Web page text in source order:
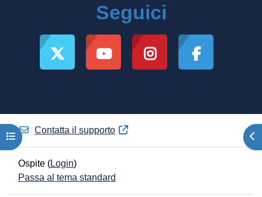
Apri indice del corso
Seguici
Contatta il supporto
Ospite (Login)
Passa al tema standard